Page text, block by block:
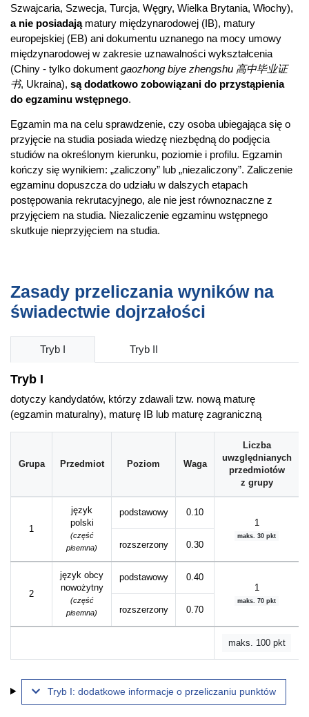
Szwajcaria, Szwecja, Turcja, Węgry, Wielka Brytania, Włochy),
a nie posiadająmatury międzynarodowej (IB), matury
europejskiej (EB) ani dokumentu uznanego na mocy umowy
międzynarodowej w zakresie uznawalności wykształcenia
(Chiny - tylko dokument gaozhong biye zhengshu 高中毕业证
书, Ukraina), są dodatkowo zobowiązani do przystąpienia
do egzaminu wstępnego.
Egzamin ma na celu sprawdzenie, czy osoba ubiegająca się o
przyjęcie na studia posiada wiedzę niezbędną do podjęcia
studiów na określonym kierunku, poziomie i profilu. Egzamin
kończy się wynikiem: „zaliczony” lub „niezaliczony”. Zaliczenie
egzaminu dopuszcza do udziału w dalszych etapach
postępowania rekrutacyjnego, ale nie jest równoznaczne z
przyjęciem na studia. Niezaliczenie egzaminu wstępnego
skutkuje nieprzyjęciem na studia.
Zasady przeliczania wyników na
świadectwie dojrzałości
Tryb I Tryb II
Tryb I
dotyczy kandydatów, którzy zdawali tzw. nową maturę
(egzamin maturalny), maturę IB lub maturę zagraniczną
Grupa Przedmiot Poziom Waga
Liczba
uwzględnianych
przedmiotów
z grupy
1
język
polski
(część
pisemna)
podstawowy
0.10
1
maks. 30 pkt
rozszerzony 0.30
2
język obcy
nowożytny
(część
pisemna)
podstawowy
0.40
1
maks. 70 pkt
rozszerzony 0.70
maks. 100 pkt
Tryb I: dodatkowe informacje o przeliczaniu punktów